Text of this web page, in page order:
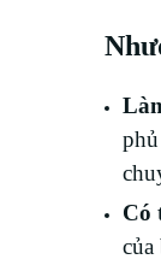
Có
của